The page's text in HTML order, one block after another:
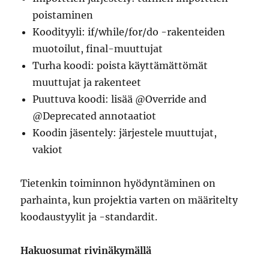
poistaminen
Koodityyli: if/while/for/do -rakenteiden
muotoilut, final-muuttujat
Turha koodi: poista käyttämättömät
muuttujat ja rakenteet
Puuttuva koodi: lisää @Override and
@Deprecated annotaatiot
Koodin jäsentely: järjestele muuttujat,
vakiot
Tietenkin toiminnon hyödyntäminen on
parhainta, kun projektia varten on määritelty
koodaustyylit ja -standardit.
Hakuosumat rivinäkymällä